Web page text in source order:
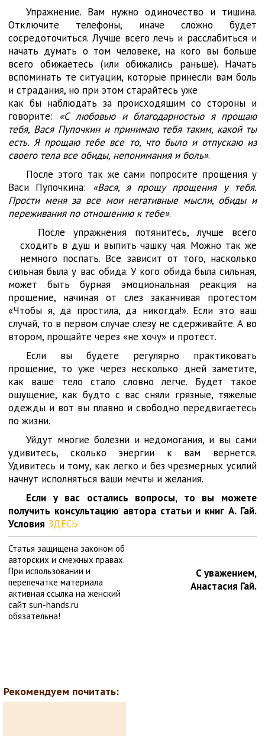
Упражнение. Вам нужно одиночество и тишина.
Отключите телефоны, иначе сложно будет
сосредоточиться. Лучше всего лечь и расслабиться и
начать думать о том человеке, на кого вы больше
всего обижаетесь (или обижались раньше). Начать
вспоминать те ситуации, которые принесли вам боль
и страдания, но при этом старайтесь уже
как бы наблюдать за происходящим со стороны и
говорите:
«С любовью и благодарностью я прощаю
тебя, Вася Пупочкин и принимаю тебя таким, какой ты
есть. Я прощаю тебе все то, что было и отпускаю из
своего тела все обиды, непонимания и боль».
После этого так же сами попросите прощения у
Васи Пупочкина:
«Вася, я прощу прощения у тебя.
Прости меня за все мои негативные мысли, обиды и
переживания по отношению к тебе».
После упражнения потянитесь, лучше всего
сходить в душ и выпить чашку чая. Можно так же
немного поспать. Все зависит от того, насколько
сильная была у вас обида. У кого обида была сильная,
может быть бурная эмоциональная реакция на
прощение, начиная от слез заканчивая протестом
«Чтобы я, да простила, да никогда!». Если это ваш
случай, то в первом случае слезу не сдерживайте. А во
втором, прощайте через «не хочу» и протест.
Если вы будете регулярно практиковать
прощение, то уже через несколько дней заметите,
как ваше тело стало словно легче. Будет такое
ощущение, как будто с вас сняли грязные, тяжелые
одежды и вот вы плавно и свободно передвигаетесь
по жизни.
Уйдут многие болезни и недомогания, и вы сами
удивитесь, сколько энергии к вам вернется.
Удивитесь и тому, как легко и без чрезмерных усилий
начнут исполняться ваши мечты и желания.
Если у вас остались вопросы, то вы можете
получить консультацию автора статьи и книг А. Гай.
Условия ЗДЕСЬ
Статья защищена законом об
авторских и смежных правах.
При использовании и
перепечатке материала
активная ссылка на женский
сайт sun-hands.ru
обязательна!
С уважением,
Анастасия Гай.
Рекомендуем почитать: